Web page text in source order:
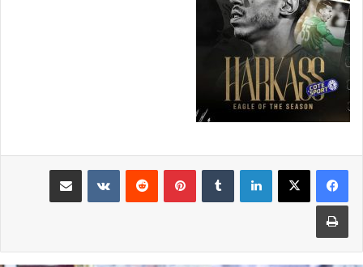
لينكدإن بينتيريست
مشاركة عبر البريد
طباعة